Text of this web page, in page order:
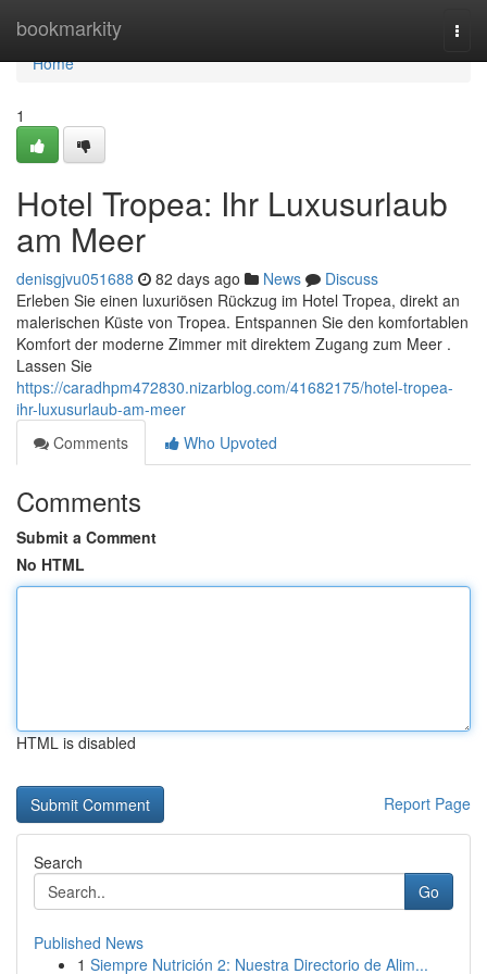
bookmarkity
Home
Home
1
Hotel Tropea: Ihr Luxusurlaub
am Meer
denisgjvu051688 82 days ago News
Discuss
Erleben Sie einen luxuriösen Rückzug im Hotel Tropea, direkt an
malerischen Küste von Tropea. Entspannen Sie den komfortablen
Komfort der moderne Zimmer mit direktem Zugang zum Meer .
Lassen Sie
https://caradhpm472830.nizarblog.com/41682175/hotel-tropea-
ihr-luxusurlaub-am-meer
Comments
Who Upvoted
Comments
Submit a Comment
No HTML
HTML is disabled
Report Page
Search
Go
Published News
1 Siempre Nutrición 2: Nuestra Directorio de Alim...